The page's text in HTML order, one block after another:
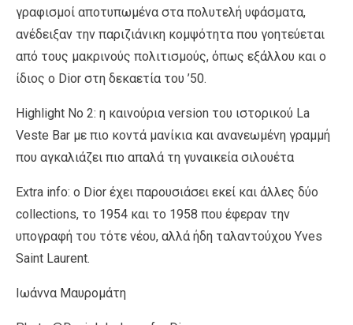
γραφισμοί αποτυπωμένα στα πολυτελή υφάσματα,
ανέδειξαν την παριζιάνικη κομψότητα που γοητεύεται
από τους μακρινούς πολιτισμούς, όπως εξάλλου και ο
ίδιος ο Dior στη δεκαετία του ’50.
Ηighlight No 2: η καινούρια version του ιστορικού La
Veste Bar με πιο κοντά μανίκια και ανανεωμένη γραμμή
που αγκαλιάζει πιο απαλά τη γυναικεία σιλουέτα
Extra info: ο Dior έχει παρουσιάσει εκεί και άλλες δύο
collections, το 1954 και το 1958 που έφεραν την
υπογραφή του τότε νέου, αλλά ήδη ταλαντούχου Υves
Saint Laurent.
Ιωάννα Μαυρομάτη